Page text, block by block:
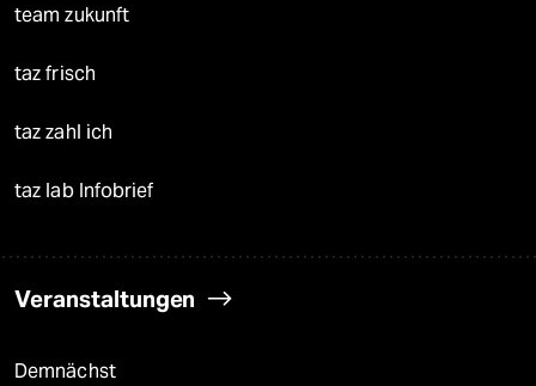
team zukunft
taz frisch
taz zahl ich
taz lab Infobrief
Veranstaltungen
Demnächst